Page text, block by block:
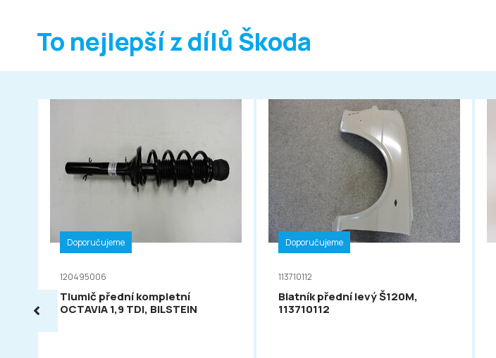
To nejlepší z dílů Škoda
Doporučujeme
120495006
Tlumič přední kompletní
OCTAVIA 1,9 TDI, BILSTEIN
Doporučujeme
113710112
Blatník přední levý Š120M,
113710112